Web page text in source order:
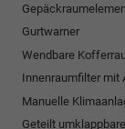
Gurtwarner
Wendbare
Innenraumfilter mit
Manuelle
Geteilt